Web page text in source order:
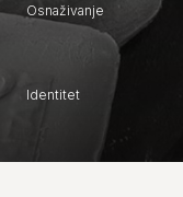
Osnaživanje
Identitet